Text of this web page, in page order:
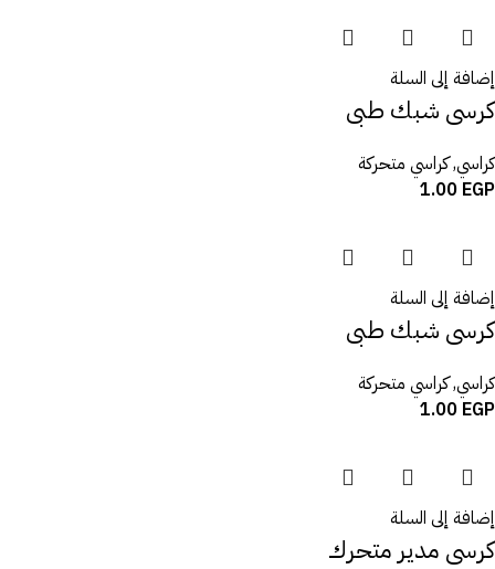
إضافة إلى السلة
كرسى شبك طبى
كراسي,كراسي متحركة
1.00 EGP
إضافة إلى السلة
كرسى شبك طبى
كراسي,كراسي متحركة
1.00 EGP
إضافة إلى السلة
كرسى مدير متحرك